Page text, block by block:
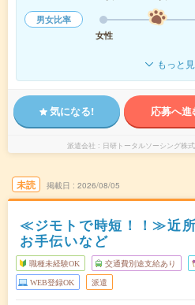
男女比率
女性
もっと
気になる! 応募へ進
派遣会社 日研トータルソーシング株
未読 掲載日 2026/08/05
≪ジモトで時短！！≫近
お手伝いなど
職種未経験OK 交通費別途支給あり
WEB登録OK 派遣